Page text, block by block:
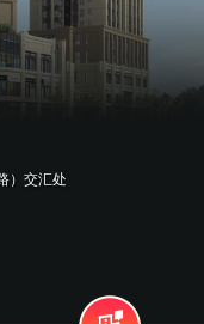
）交汇处